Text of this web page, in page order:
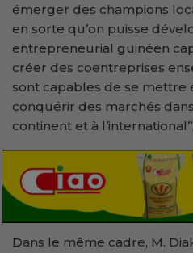
émerger des champions
en sorte qu’on puisse
entrepreneurial guinéen
créer des coentreprises
sont capables de se mettre
conquérir des marchés
continent et à
Dans le même cadre, M.